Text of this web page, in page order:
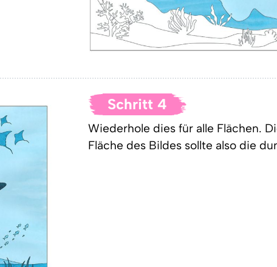
Schritt 4
Wiederhole dies für alle Flächen.
Fläche des Bildes sollte also die